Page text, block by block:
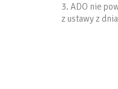
3. ADO nie
z ustawy z